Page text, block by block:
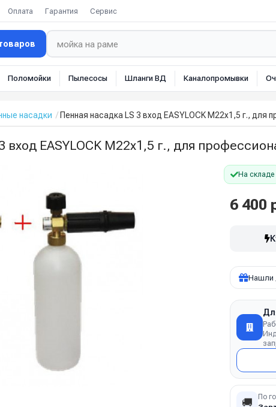
Оплата Гарантия Сервис
Поломойки Пылесосы Шланги ВД Каналопромывки
насадки Пенная насадка LS 3 вход EASYLOCK М22х1,5 г., для
вход EASYLOCK М22х1,5 г., для
На складе
6 400
Нашли
🚚 По